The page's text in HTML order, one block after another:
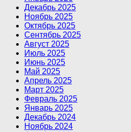
Декабрь 2025
Ноябрь 2025
Октябрь 2025
Сентябрь 2025
Август 2025
Июль 2025
Июнь 2025
Май 2025
Апрель 2025
Март 2025
Февраль 2025
Январь 2025
Декабрь 2024
Ноябрь 2024